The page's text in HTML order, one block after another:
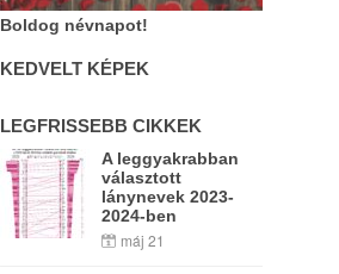
Boldog névnapot!
KEDVELT KÉPEK
LEGFRISSEBB CIKKEK
A leggyakrabban
választott
lánynevek 2023-
2024-ben
máj 21